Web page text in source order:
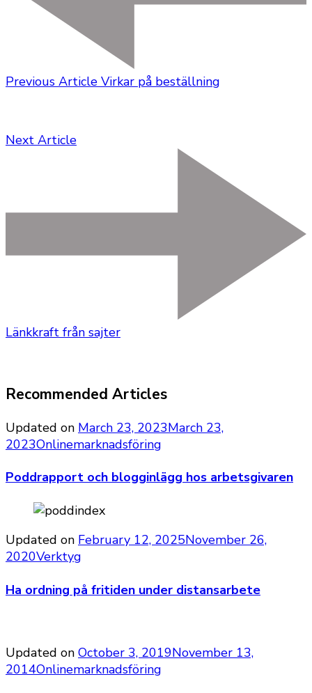
Previous Article Virkar på beställning
Next Article
Länkkraft från sajter
Recommended Articles
Updated on March 23, 2023March 23,
2023Onlinemarknadsföring
Poddrapport och blogginlägg hos arbetsgivaren
Updated on February 12, 2025November 26,
2020Verktyg
Ha ordning på fritiden under distansarbete
Updated on October 3, 2019November 13,
2014Onlinemarknadsföring